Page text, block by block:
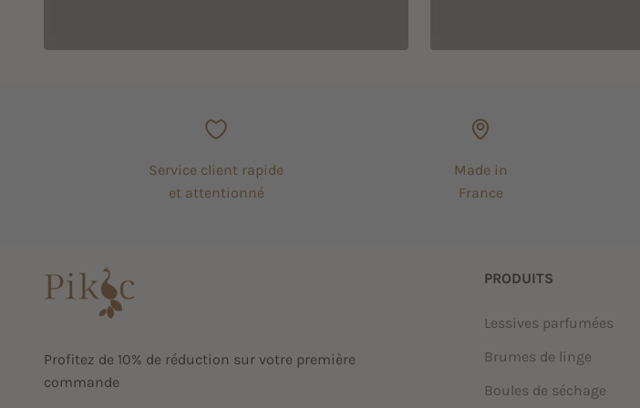
Service client rapide
et attentionné
Made in
France
Profitez de 10% de réduction sur votre première
commande
PRODUITS
Lessives parfumées
Brumes de linge
Boules de séchage